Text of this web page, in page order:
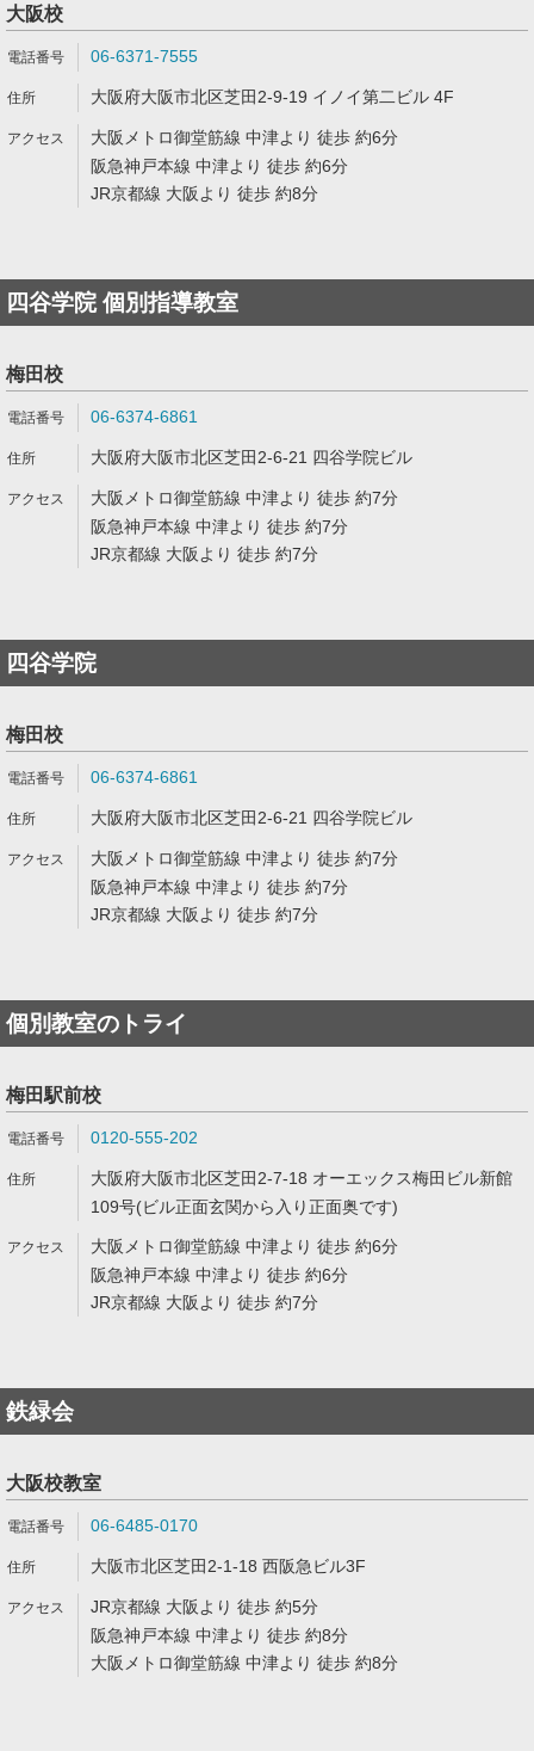
大阪校
06-6371-7555
大阪府大阪市北区芝田2-9-19 イノイ第二ビル 4F
大阪メトロ御堂筋線 中津より 徒歩 約6分
阪急神戸本線 中津より 徒歩 約6分
JR京都線 大阪より 徒歩 約8分
四谷学院 個別指導教室
梅田校
06-6374-6861
大阪府大阪市北区芝田2-6-21 四谷学院ビル
大阪メトロ御堂筋線 中津より 徒歩 約7分
阪急神戸本線 中津より 徒歩 約7分
JR京都線 大阪より 徒歩 約7分
四谷学院
梅田校
06-6374-6861
大阪府大阪市北区芝田2-6-21 四谷学院ビル
大阪メトロ御堂筋線 中津より 徒歩 約7分
阪急神戸本線 中津より 徒歩 約7分
JR京都線 大阪より 徒歩 約7分
個別教室のトライ
梅田駅前校
0120-555-202
大阪府大阪市北区芝田2-7-18 オーエックス梅田ビル新館
109号(ビル正面玄関から入り正面奥です)
大阪メトロ御堂筋線 中津より 徒歩 約6分
阪急神戸本線 中津より 徒歩 約6分
JR京都線 大阪より 徒歩 約7分
鉄緑会
大阪校教室
06-6485-0170
大阪市北区芝田2-1-18 西阪急ビル3F
JR京都線 大阪より 徒歩 約5分
阪急神戸本線 中津より 徒歩 約8分
大阪メトロ御堂筋線 中津より 徒歩 約8分